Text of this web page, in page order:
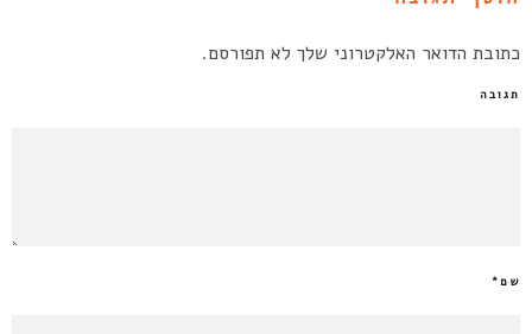
כתובת הדואר האלקטרוני שלך לא תפורסם.
תגובה
שם*